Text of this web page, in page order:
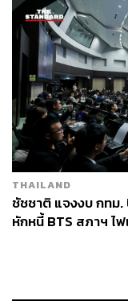
THAILAND
ชัชชาติ แจงงบ กทม.
หักหนี้ BTS สภาฯ ไ